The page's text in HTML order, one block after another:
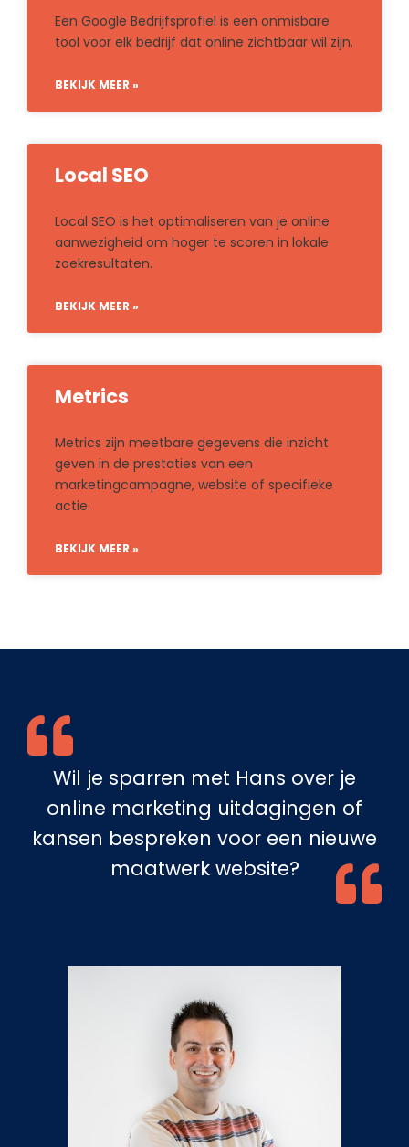
Een Google Bedrijfsprofiel is een onmisbare
tool voor elk bedrijf dat online zichtbaar wil zijn.
BEKIJK MEER »
Local SEO
Local SEO is het optimaliseren van je online
aanwezigheid om hoger te scoren in lokale
zoekresultaten.
BEKIJK MEER »
Metrics
Metrics zijn meetbare gegevens die inzicht
geven in de prestaties van een
marketingcampagne, website of specifieke
actie.
BEKIJK MEER »
Wil je sparren met Hans over je
online marketing uitdagingen of
kansen bespreken voor een nieuwe
maatwerk website?